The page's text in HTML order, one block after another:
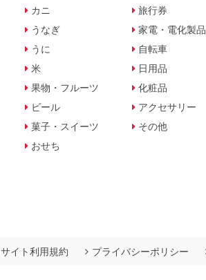
カニ
うなぎ
うに
米
果物・フルーツ
ビール
菓子・スイーツ
おせち
旅行券
家電・電化製品
自転車
日用品
化粧品
アクセサリー
その他
サイト利用規約 プライバシーポリシー